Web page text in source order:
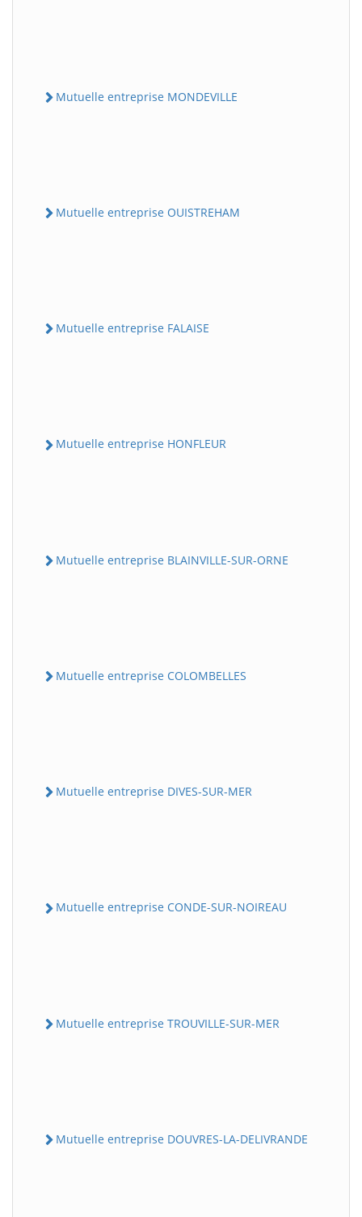
Mutuelle entreprise MONDEVILLE
Mutuelle entreprise OUISTREHAM
Mutuelle entreprise FALAISE
Mutuelle entreprise HONFLEUR
Mutuelle entreprise BLAINVILLE-SUR-ORNE
Mutuelle entreprise COLOMBELLES
Mutuelle entreprise DIVES-SUR-MER
Mutuelle entreprise CONDE-SUR-NOIREAU
Mutuelle entreprise TROUVILLE-SUR-MER
Mutuelle entreprise DOUVRES-LA-DELIVRANDE